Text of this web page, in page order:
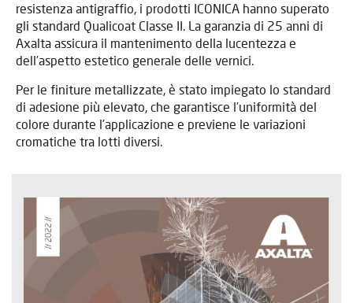
resistenza antigraffio, i prodotti ICONICA hanno superato
gli standard Qualicoat Classe II. La garanzia di 25 anni di
Axalta assicura il mantenimento della lucentezza e
dell’aspetto estetico generale delle vernici.
Per le finiture metallizzate, è stato impiegato lo standard
di adesione più elevato, che garantisce l’uniformità del
colore durante l’applicazione e previene le variazioni
cromatiche tra lotti diversi.